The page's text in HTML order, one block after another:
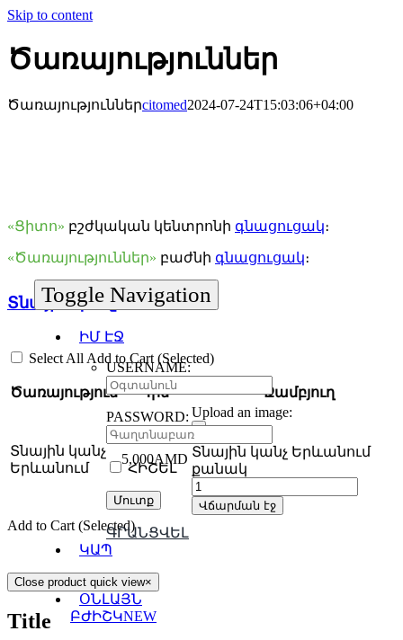
Skip to content
Toggle Navigation
ԻՄ ԷՋ
USERNAME:
PASSWORD:
ՀԻՇԵԼ
ԳՐԱՆՑՎԵԼ
ԿԱՊ
ՕՆԼԱՅՆ
ԲԺԻՇԿNEW
Ծառայություններ
Ծառայություններcitomed2024-07-24T15:03:06+04:00
«Ցիտո» բշժկական կենտրոնի գնացուցակ։
«Ծառայություններ» բաժնի գնացուցակ։
Տնային կանչ
Select All Add to Cart (Selected)
Ծառայություն Գին Զամբյուղ
Տնային կանչ
Երևանում
5,000AMD
Upload an image:
Տնային կանչ Երևանում
քանակ
Վճարման էջ
Add to Cart (Selected)
Close product quick view×
Title